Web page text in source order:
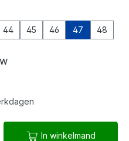
44 45 46 47 48
Voer de
In winkelmand